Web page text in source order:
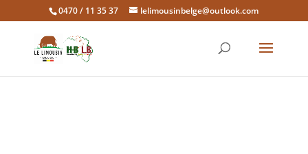
0470 / 11 35 37 lelimousinbelge@outlook.com